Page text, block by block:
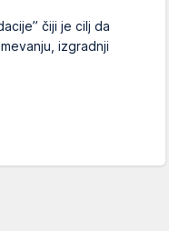
čiji je cilj da
izgradnji